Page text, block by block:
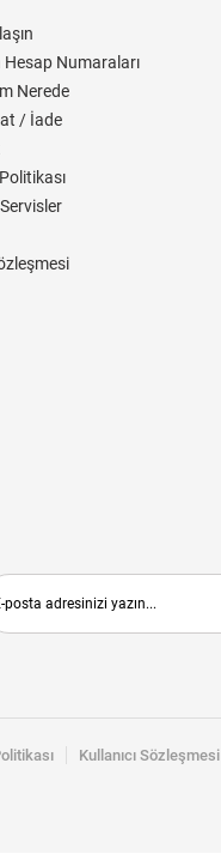
Hesap Numaraları
Nerede
/ İade
Kullanıcı Sözleşmesi